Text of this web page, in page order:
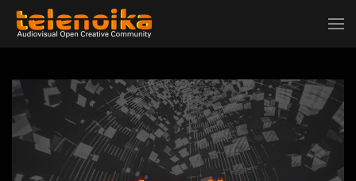
Ir al contenido principal